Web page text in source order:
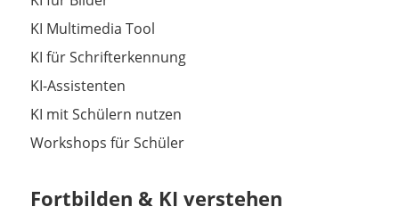
KI Multimedia Tool
KI für Schrifterkennung
KI-Assistenten
KI mit Schülern nutzen
Workshops für Schüler
Fortbilden & KI verstehen